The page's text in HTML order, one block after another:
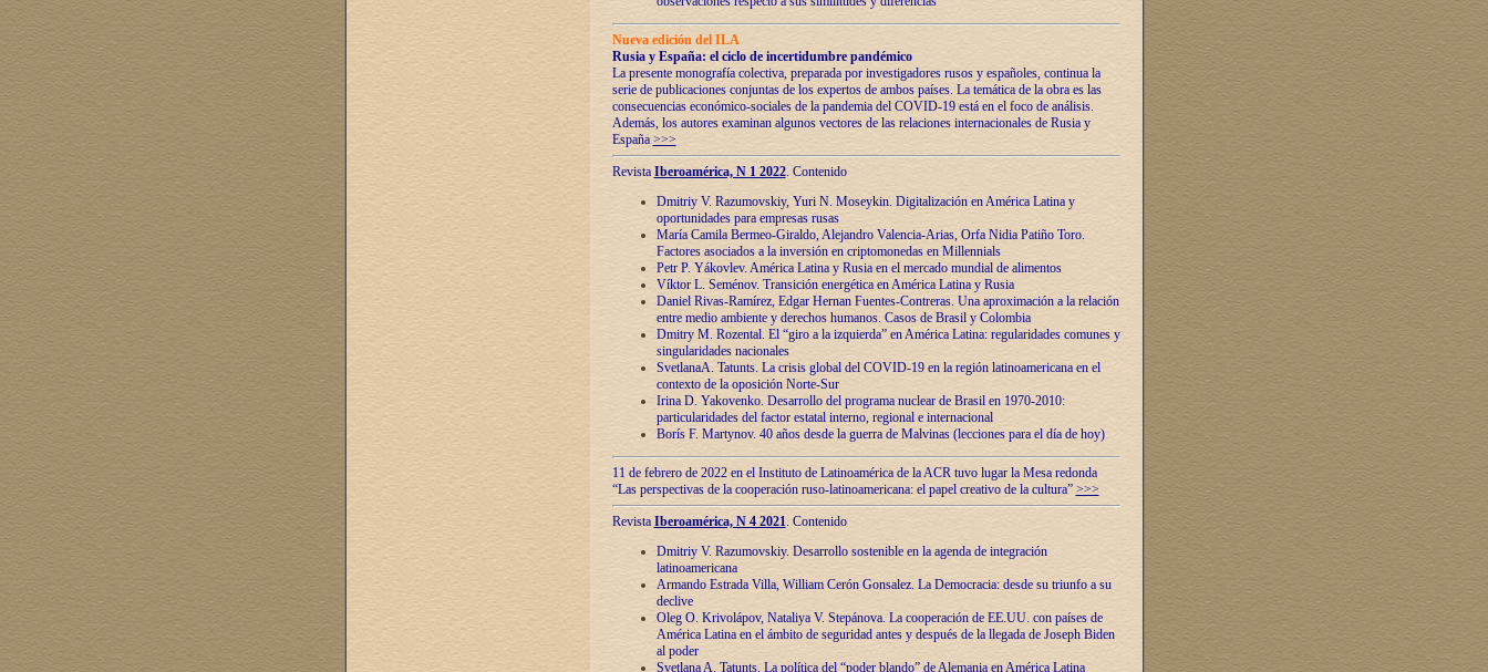
Nueva edición del ILA
Rusia y España: el ciclo de incertidumbre pandémico
La presente monografía colectiva, preparada por investigadores rusos y españoles, continua la
serie de publicaciones conjuntas de los expertos de ambos países. La temática de la obra es las
consecuencias económico-sociales de la pandemia del COVID-19 está en el foco de análisis.
Además, los autores examinan algunos vectores de las relaciones internacionales de Rusia y
España >>>
Revista Iberoamérica, N 1 2022. Contenido
Dmitriy V. Razumovskiy, Yuri N. Moseykin. Digitalización en América Latina y
oportunidades para empresas rusas
María Camila Bermeo-Giraldo, Alejandro Valencia-Arias, Orfa Nidia Patiño Toro.
Factores asociados a la inversión en criptomonedas en Millennials
Petr P. Yákovlev. América Latina y Rusia en el mercado mundial de alimentos
Víktor L. Seménov. Transición energética en América Latina y Rusia
Daniel Rivas-Ramírez, Edgar Hernan Fuentes-Contreras. Una aproximación a la relación
entre medio ambiente y derechos humanos. Casos de Brasil y Colombia
Dmitry M. Rozental. El “giro a la izquierda” en América Latina: regularidades comunes y
singularidades nacionales
SvetlanaA. Tatunts. La crisis global del COVID-19 en la región latinoamericana en el
contexto de la oposición Norte-Sur
Irina D. Yakovenko. Desarrollo del programa nuclear de Brasil en 1970-2010:
particularidades del factor estatal interno, regional e internacional
Borís F. Martynov. 40 años desde la guerra de Malvinas (lecciones para el día de hoy)
11 de febrero de 2022 en el Instituto de Latinoamérica de la ACR tuvo lugar la Mesa redonda
“Las perspectivas de la cooperación ruso-latinoamericana: el papel creativo de la cultura” >>>
Revista Iberoamérica, N 4 2021. Contenido
Dmitriy V. Razumovskiy. Desarrollo sostenible en la agenda de integración
latinoamericana
Armando Estrada Villa, William Cerón Gonsalez. La Democracia: desde su triunfo a su
declive
Oleg O. Krivolápov, Nataliya V. Stepánova. La cooperación de EE.UU. con países de
América Latina en el ámbito de seguridad antes y después de la llegada de Joseph Biden
al poder
Svetlana A. Tatunts. La política del “poder blando” de Alemania en América Latina